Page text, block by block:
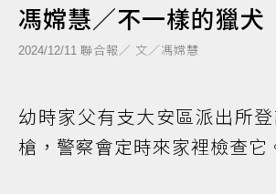
馮嫦慧／不一樣的獵犬
2024/12/11 聯合報／ 文／馮嫦慧
幼時家父有支大安區派出所
槍，警察會定時來家裡檢查它